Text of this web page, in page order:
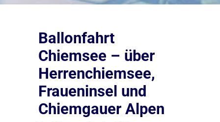
Ballonfahrt
Chiemsee – über
Herrenchiemsee,
Fraueninsel und
Chiemgauer Alpen